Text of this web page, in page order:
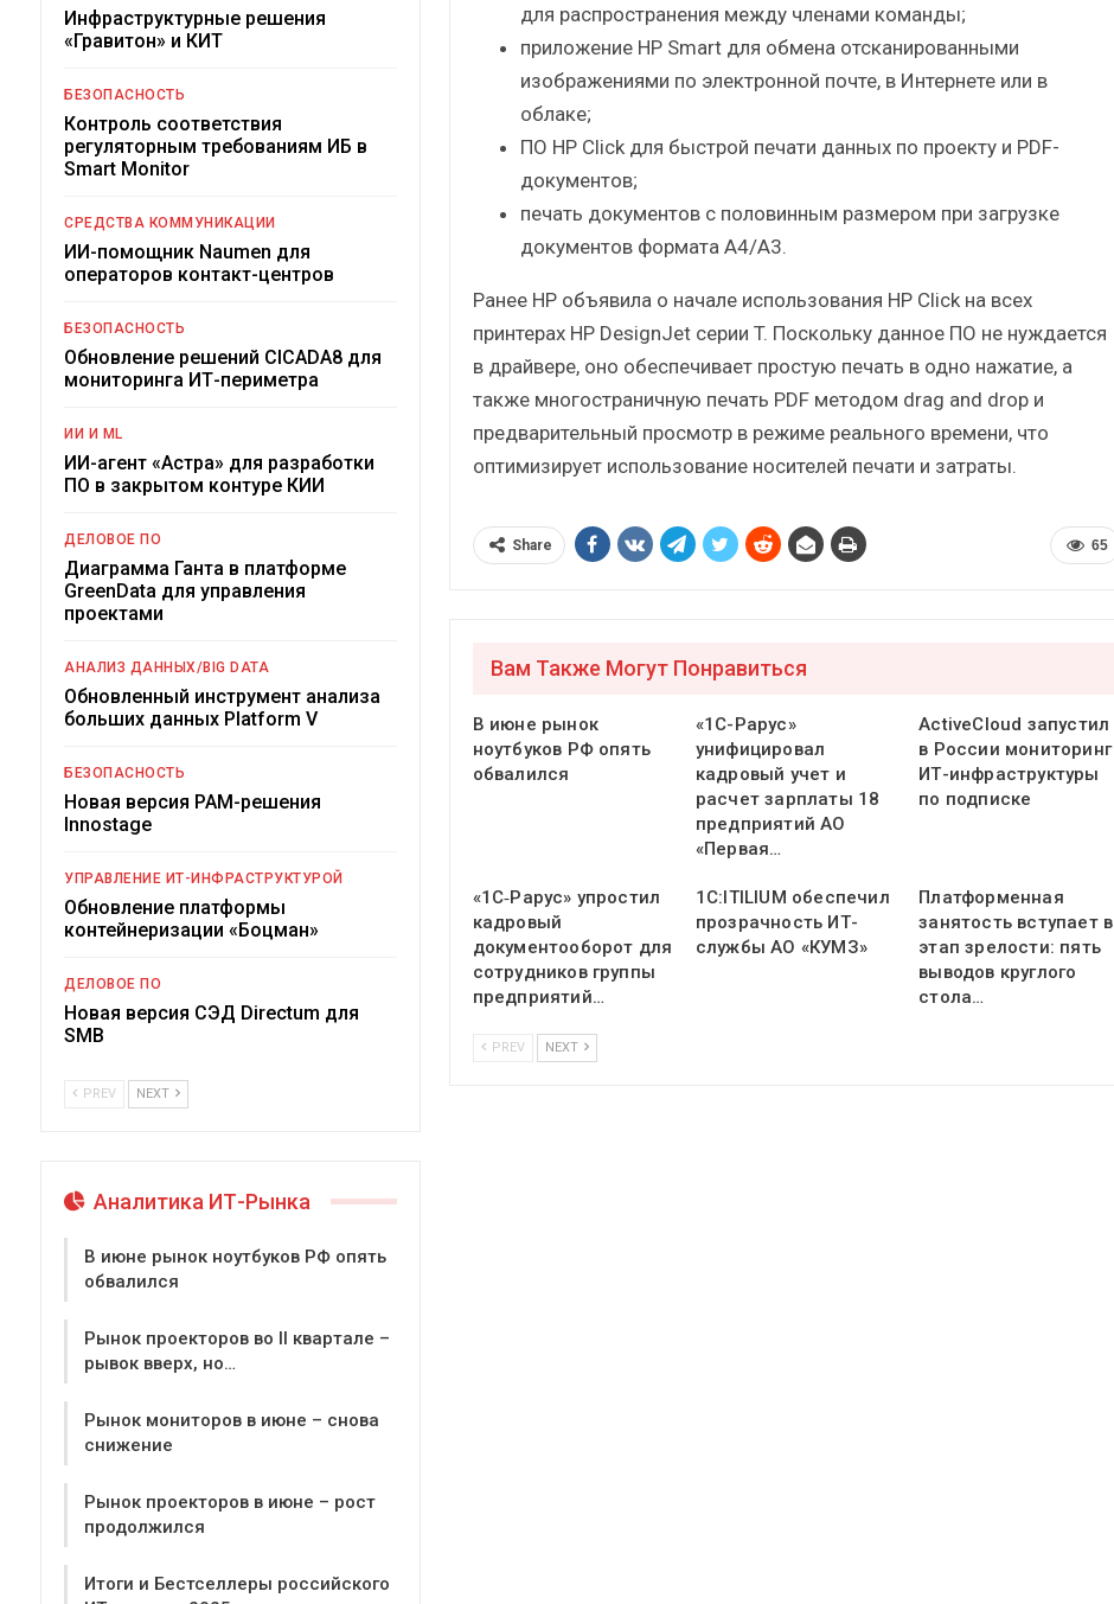
для распространения между членами команды;
приложение HP Smart для обмена отсканированными
изображениями по электронной почте, в Интернете или в
облаке;
ПО HP Click для быстрой печати данных по проекту и PDF-
документов;
печать документов с половинным размером при загрузке
документов формата A4/A3.
Ранее HP объявила о начале использования HP Click на всех
принтерах HP DesignJet серии T. Поскольку данное ПО не нуждается
в драйвере, оно обеспечивает простую печать в одно нажатие, а
также многостраничную печать PDF методом drag and drop и
предварительный просмотр в режиме реального времени, что
оптимизирует использование носителей печати и затраты.
65
Share
Вам Также Могут Понравиться
В июне рынок
ноутбуков РФ опять
обвалился
«1С-Рарус»
унифицировал
кадровый учет и
расчет зарплаты 18
предприятий АО
«Первая…
ActiveCloud запустил
в России мониторинг
ИТ-инфраструктуры
по подписке
«1С‑Рарус» упростил
кадровый
документооборот для
сотрудников группы
предприятий…
1С:ITILIUM обеспечил
прозрачность ИТ-
службы АО «КУМЗ»
Платформенная
занятость вступает в
этап зрелости: пять
выводов круглого
стола…
PREV NEXT
Инфраструктурные решения
«Гравитон» и КИТ
БЕЗОПАСНОСТЬ
Контроль соответствия
регуляторным требованиям ИБ в
Smart Monitor
СРЕДСТВА КОММУНИКАЦИИ
ИИ-помощник Naumen для
операторов контакт-центров
БЕЗОПАСНОСТЬ
Обновление решений CICADA8 для
мониторинга ИТ-периметра
ИИ И ML
ИИ-агент «Астра» для разработки
ПО в закрытом контуре КИИ
ДЕЛОВОЕ ПО
Диаграмма Ганта в платформе
GreenData для управления
проектами
АНАЛИЗ ДАННЫХ/BIG DATA
Обновленный инструмент анализа
больших данных Platform V
БЕЗОПАСНОСТЬ
Новая версия PAM-решения
Innostage
УПРАВЛЕНИЕ ИТ-ИНФРАСТРУКТУРОЙ
Обновление платформы
контейнеризации «Боцман»
ДЕЛОВОЕ ПО
Новая версия СЭД Directum для
SMB
PREV NEXT
Аналитика ИТ-Рынка
В июне рынок ноутбуков РФ опять
обвалился
Рынок проекторов во II квартале –
рывок вверх, но…
Рынок мониторов в июне – снова
снижение
Рынок проекторов в июне – рост
продолжился
Итоги и Бестселлеры российского